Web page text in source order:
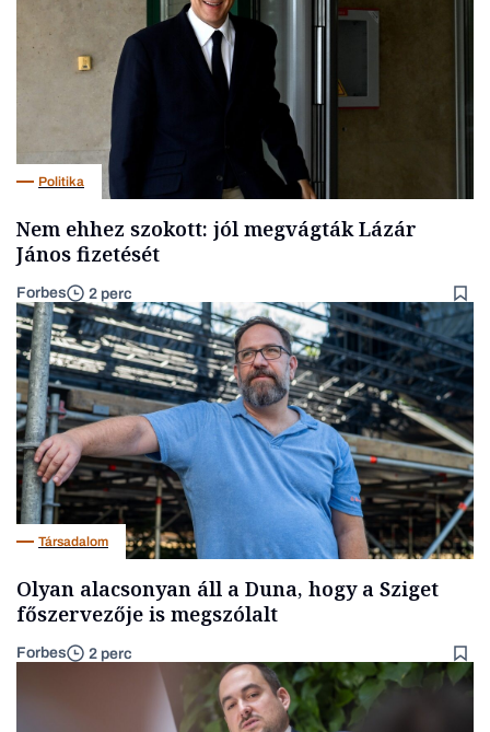
Politika
Nem ehhez szokott: jól megvágták Lázár
János fizetését
Forbes 2 perc
Társadalom
Olyan alacsonyan áll a Duna, hogy a Sziget
főszervezője is megszólalt
Forbes 2 perc